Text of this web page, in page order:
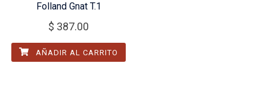
Folland Gnat T.1
$ 387.00
AÑADIR AL CARRITO